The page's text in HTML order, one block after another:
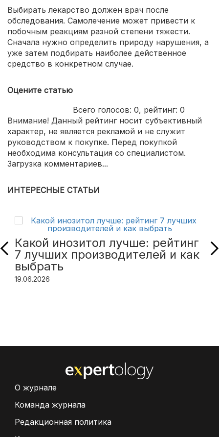
Выбирать лекарство должен врач после
обследования. Самолечение может привести к
побочным реакциям разной степени тяжести.
Сначала нужно определить природу нарушения, а
уже затем подбирать наиболее действенное
средство в конкретном случае.
Оцените статью
Всего голосов: 0, рейтинг: 0
Внимание! Данный рейтинг носит субъективный
характер, не является рекламой и не служит
руководством к покупке. Перед покупкой
необходима консультация со специалистом.
Загрузка комментариев...
ИНТЕРЕСНЫЕ СТАТЬИ
Какой инозитол лучше: рейтинг
7 лучших производителей и как
выбрать
19.06.2026
О журнале
Команда журнала
Редакционная политика